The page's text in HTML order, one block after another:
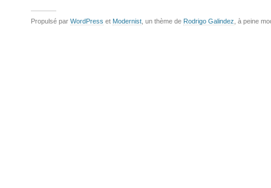
Propulsé par WordPress et Modernist , un thème de Rodrigo Galindez , à peine